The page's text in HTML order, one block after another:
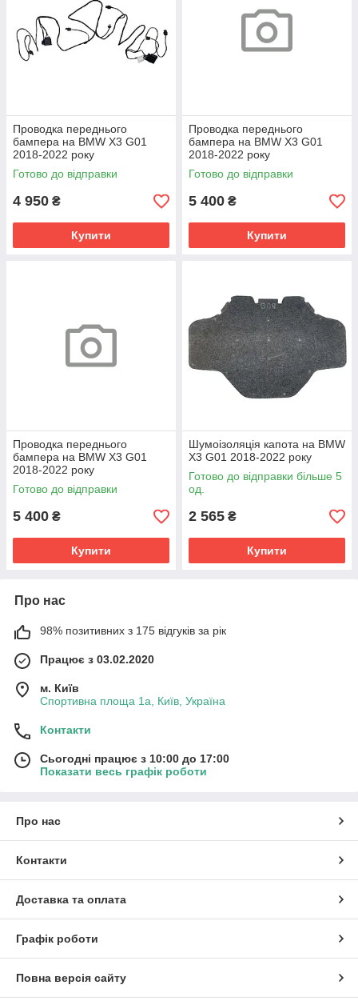
Проводка переднього
бампера на BMW X3 G01
2018-2022 року
Готово до відправки
4 950 ₴
Купити
Проводка переднього
бампера на BMW X3 G01
2018-2022 року
Готово до відправки
5 400 ₴
Купити
Проводка переднього
бампера на BMW X3 G01
2018-2022 року
Готово до відправки
5 400 ₴
Купити
Шумоізоляція капота на BMW
X3 G01 2018-2022 року
Готово до відправки більше 5
од.
2 565 ₴
Купити
Про нас
98% позитивних з 175 відгуків за рік
Працює з 03.02.2020
м. Київ
Спортивна площа 1а, Київ, Україна
Контакти
Сьогодні працює з 10:00 до 17:00
Показати весь графік роботи
Про нас
Контакти
Доставка та оплата
Графік роботи
Повна версія сайту